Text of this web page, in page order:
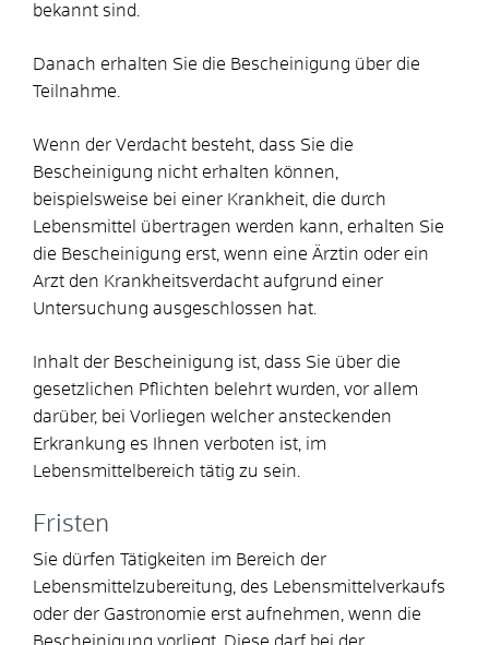
bekannt sind.
Danach erhalten Sie die Bescheinigung über die
Teilnahme.
Wenn der Verdacht besteht, dass Sie die
Bescheinigung nicht erhalten können,
beispielsweise bei einer Krankheit, die durch
Lebensmittel übertragen werden kann, erhalten Sie
die Bescheinigung erst, wenn eine Ärztin oder ein
Arzt den Krankheitsverdacht aufgrund einer
Untersuchung ausgeschlossen hat.
Inhalt der Bescheinigung ist, dass Sie über die
gesetzlichen Pflichten belehrt wurden, vor allem
darüber, bei Vorliegen welcher ansteckenden
Erkrankung es Ihnen verboten ist, im
Lebensmittelbereich tätig zu sein.
Fristen
Sie dürfen Tätigkeiten im Bereich der
Lebensmittelzubereitung, des Lebensmittelverkaufs
oder der Gastronomie erst aufnehmen, wenn die
Bescheinigung vorliegt. Diese darf bei der